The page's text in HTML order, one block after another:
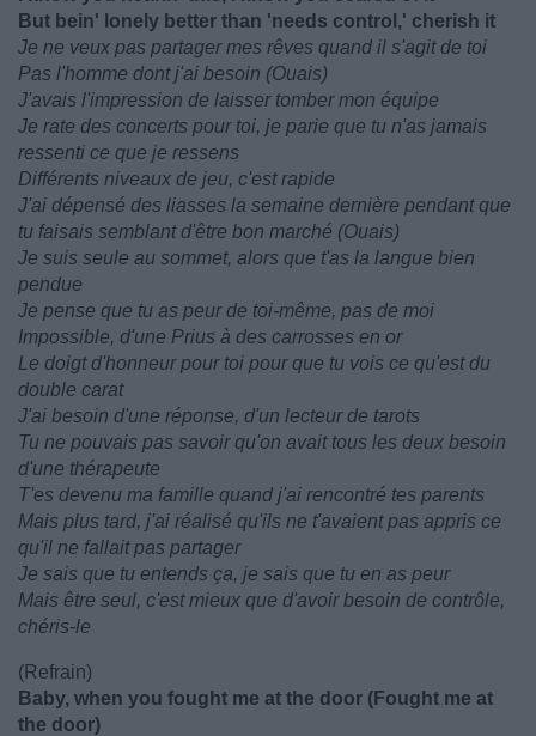
But bein' lonely better than 'needs control,' cherish it
Je ne veux pas partager mes rêves quand il s'agit de toi
Pas l'homme dont j'ai besoin (Ouais)
J'avais l'impression de laisser tomber mon équipe
Je rate des concerts pour toi, je parie que tu n'as jamais
ressenti ce que je ressens
Différents niveaux de jeu, c'est rapide
J'ai dépensé des liasses la semaine dernière pendant que
tu faisais semblant d'être bon marché (Ouais)
Je suis seule au sommet, alors que t'as la langue bien
pendue
Je pense que tu as peur de toi-même, pas de moi
Impossible, d'une Prius à des carrosses en or
Le doigt d'honneur pour toi pour que tu vois ce qu'est du
double carat
J'ai besoin d'une réponse, d'un lecteur de tarots
Tu ne pouvais pas savoir qu'on avait tous les deux besoin
d'une thérapeute
T'es devenu ma famille quand j'ai rencontré tes parents
Mais plus tard, j'ai réalisé qu'ils ne t'avaient pas appris ce
qu'il ne fallait pas partager
Je sais que tu entends ça, je sais que tu en as peur
Mais être seul, c'est mieux que d'avoir besoin de contrôle,
chéris-le
(Refrain)
Baby, when you fought me at the door (Fought me at
the door)